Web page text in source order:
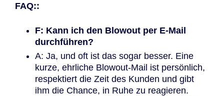
FAQ::
F: Kann ich den Blowout per E-Mail
durchführen?
A: Ja, und oft ist das sogar besser. Eine
kurze, ehrliche Blowout-Mail ist persönlich,
respektiert die Zeit des Kunden und gibt
ihm die Chance, in Ruhe zu reagieren.